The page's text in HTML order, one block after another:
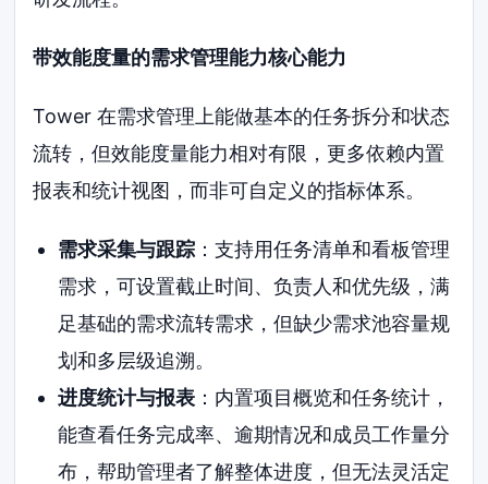
带效能度量的需求管理能力核心能力
Tower 在需求管理上能做基本的任务拆分和状态
流转，但效能度量能力相对有限，更多依赖内置
报表和统计视图，而非可自定义的指标体系。
需求采集与跟踪：支持用任务清单和看板管理
需求，可设置截止时间、负责人和优先级，满
足基础的需求流转需求，但缺少需求池容量规
划和多层级追溯。
进度统计与报表：内置项目概览和任务统计，
能查看任务完成率、逾期情况和成员工作量分
布，帮助管理者了解整体进度，但无法灵活定